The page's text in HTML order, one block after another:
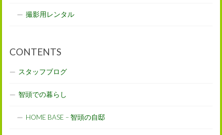
撮影用レンタル
CONTENTS
スタッフブログ
智頭での暮らし
HOME BASE – 智頭の自邸